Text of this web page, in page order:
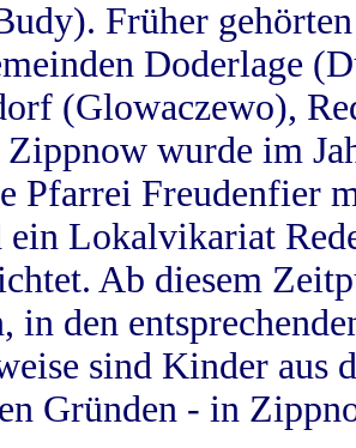
Früher
Doderlage
(Glowaczewo),
wurde im
Pfarrei Freudenfier
ein Lokalvikariat
Ab diesem
in den
sind Kinder aus
Gründen - in